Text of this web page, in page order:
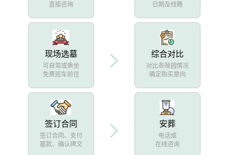
直接咨询
日期及线路
现场选墓
可自驾或乘坐
免费班车前往
综合对比
对比各陵园情况
确定购买意向
签订合同
签订合同、支付
墓款、确认碑文
安葬
电话或
在线咨询